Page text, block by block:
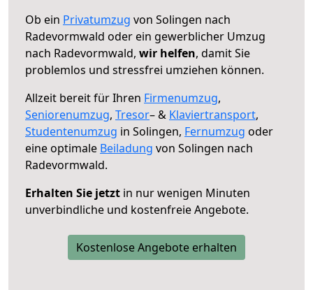
Ob ein Privatumzug von Solingen nach
Radevormwald oder ein gewerblicher Umzug
nach Radevormwald, wir helfen, damit Sie
problemlos und stressfrei umziehen können.
Allzeit bereit für Ihren Firmenumzug,
Seniorenumzug, Tresor– & Klaviertransport,
Studentenumzug in Solingen, Fernumzug oder
eine optimale Beiladung von Solingen nach
Radevormwald.
Erhalten Sie jetzt in nur wenigen Minuten
unverbindliche und kostenfreie Angebote.
Kostenlose Angebote erhalten